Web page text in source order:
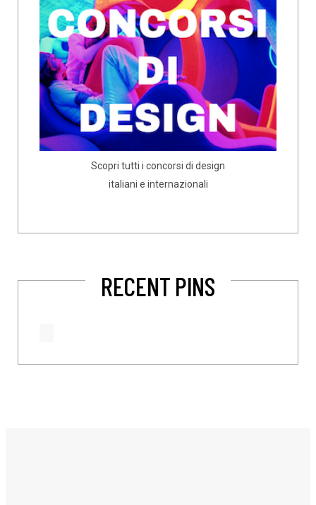
Scopri tutti i concorsi di design
italiani e internazionali
RECENT PINS